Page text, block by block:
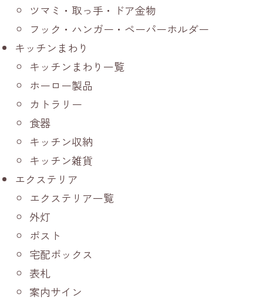
ツマミ・取っ手・ドア金物
フック・ハンガー・ペーパーホルダー
キッチンまわり
キッチンまわり一覧
ホーロー製品
カトラリー
食器
キッチン収納
キッチン雑貨
エクステリア
エクステリア一覧
外灯
ポスト
宅配ボックス
表札
案内サイン